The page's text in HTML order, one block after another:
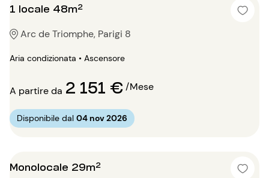
1 locale 48m²
Arc de Triomphe, Parigi 8
Aria condizionata • Ascensore
A partire da 2 151 €/Mese
Disponibile dal 04 nov 2026
Monolocale 29m²